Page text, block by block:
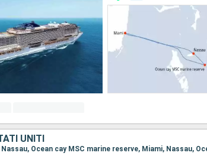
UNITI